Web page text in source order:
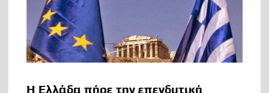
50 Χρόνια ….μεταξεταστέας μεταπολίτευσης
1974 ΕΠΙΣΤΡΑΤΕΥΣΗ
Can we foresee the future?
Η Ελλάδα πήρε την επενδυτική